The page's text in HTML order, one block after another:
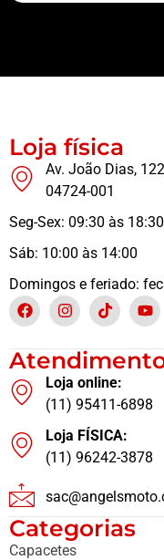
Loja física
Av. João Dias,
04724-001
Seg-Sex: 09:30 às 18:30
Sáb: 10:00 às 14:00
Domingos e feriado:
Loja online:
(11) 95411-6898
Loja FÍSICA:
(11) 96242-3878
Categorias
Capacetes